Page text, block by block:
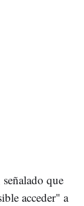
que
acceder" a